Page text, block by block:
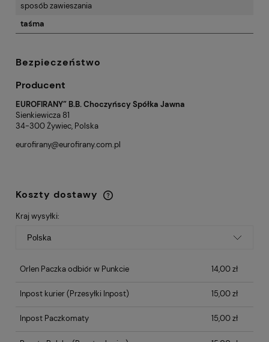
sposób zawieszania
taśma
Bezpieczeństwo
Producent
EUROFIRANY” B.B. Choczyńscy Spółka Jawna
Sienkiewicza 81
34-300 Żywiec, Polska
eurofirany@eurofirany.com.pl
Koszty dostawy
Cena nie zawiera ewentualnych kosztów
płatności
Kraj wysyłki:
Orlen Paczka odbiór w Punkcie 14,00 zł
Inpost kurier(Przesyłki Inpost) 15,00 zł
Inpost Paczkomaty 15,00 zł